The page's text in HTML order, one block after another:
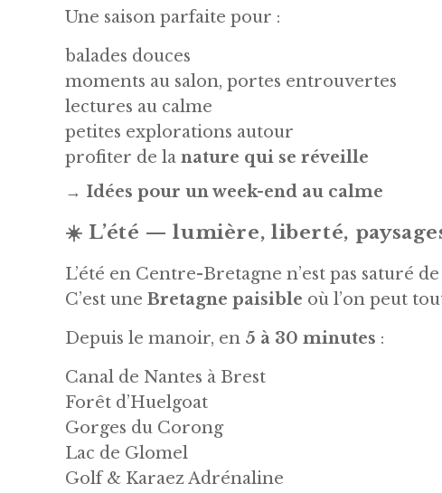
Une saison parfaite pour :
balades douces
moments au salon, portes entrouvertes
lectures au calme
petites explorations autour
profiter de la nature qui se réveille
→ Idées pour un week-end au calme
☀️L’été — lumière, liberté,
L’été en Centre-Bretagne n’est pas saturé
C’est une Bretagne paisible où l’on peut
Depuis le manoir, en 5 à 30 minutes :
Canal de Nantes à Brest
Forêt d’Huelgoat
Gorges du Corong
Lac de Glomel
Golf & Karaez Adrénaline